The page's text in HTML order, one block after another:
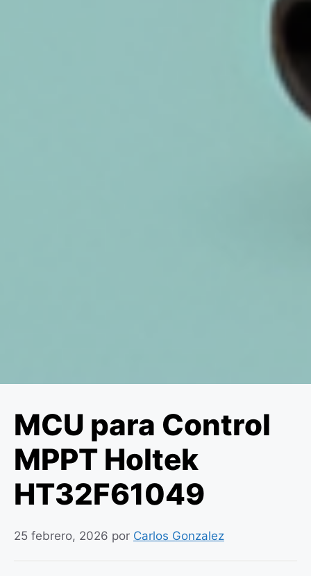
MCU para Control
MPPT Holtek
HT32F61049
25 febrero, 2026 por Carlos Gonzalez